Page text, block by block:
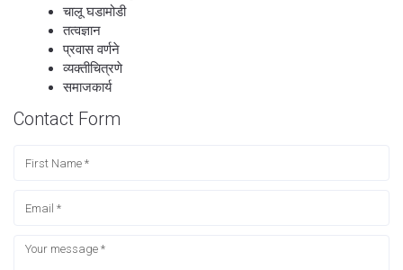
चालू घडामोडी
तत्वज्ञान
प्रवास वर्णने
व्यक्तीचित्रणे
समाजकार्य
Contact Form